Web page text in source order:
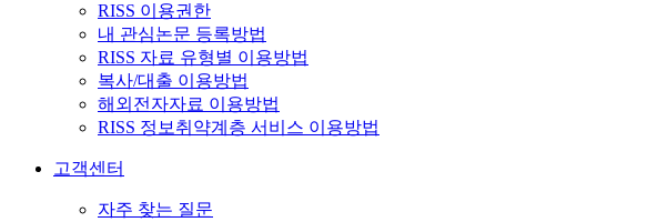
RISS 이용권한
내 관심논문 등록방법
RISS 자료 유형별 이용방법
복사/대출 이용방법
해외전자자료 이용방법
RISS 정보취약계층 서비스 이용방법
고객센터
자주 찾는 질문